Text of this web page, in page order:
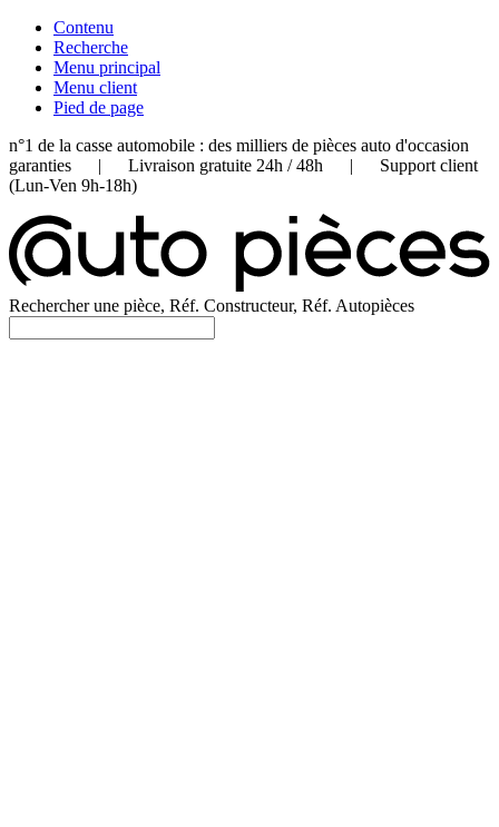
Contenu
Recherche
Menu principal
Menu client
Pied de page
n°1 de la casse automobile : des milliers de pièces auto d'occasion
garanties | Livraison gratuite 24h / 48h | Support client
(Lun-Ven 9h-18h)
Rechercher une pièce, Réf. Constructeur, Réf. Autopièces